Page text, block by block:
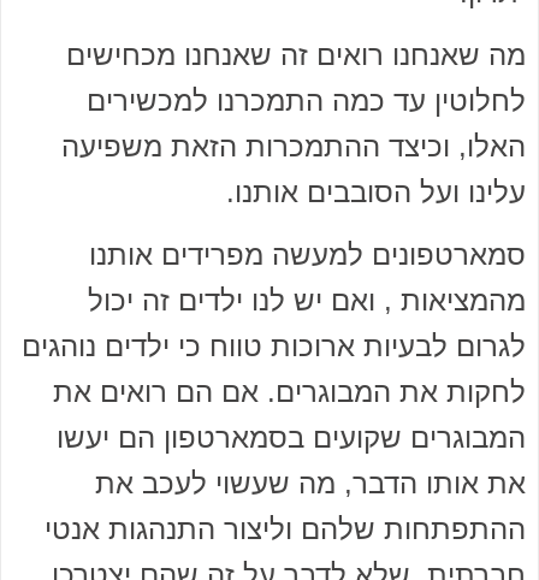
מה שאנחנו רואים זה שאנחנו מכחישים
לחלוטין עד כמה התמכרנו למכשירים
האלו, וכיצד ההתמכרות הזאת משפיעה
עלינו ועל הסובבים אותנו.
סמארטפונים למעשה מפרידים אותנו
מהמציאות , ואם יש לנו ילדים זה יכול
לגרום לבעיות ארוכות טווח כי ילדים נוהגים
לחקות את המבוגרים. אם הם רואים את
המבוגרים שקועים בסמארטפון הם יעשו
את אותו הדבר, מה שעשוי לעכב את
ההתפתחות שלהם וליצור התנהגות אנטי